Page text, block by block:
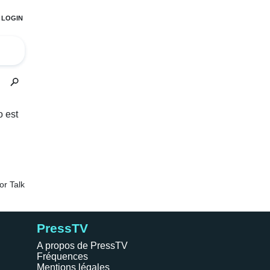
PressTV
A propos de PressTV
Fréquences
Mentions légales